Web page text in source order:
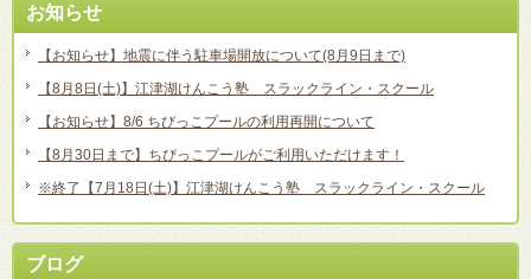
お知らせ
【お知らせ】地震に伴う駐車場開放について(8月9日まで)
【8月8日(土)】江津湖けんこう塾 スラックライン・スクール
【お知らせ】8/6 ちびっこプールの利用再開について
【8月30日まで】ちびっこプールがご利用いただけます！
※終了【7月18日(土)】江津湖けんこう塾 スラックライン・スクール
ブログ